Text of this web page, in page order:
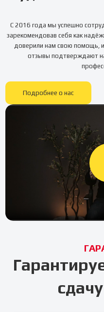
С 2016 года мы успешно
зарекомендовав себя как
доверили нам свою помощь,
отзывы подтверждают
Подробнее о нас